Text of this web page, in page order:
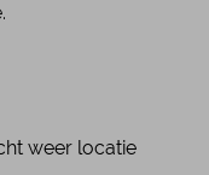
weer locatie